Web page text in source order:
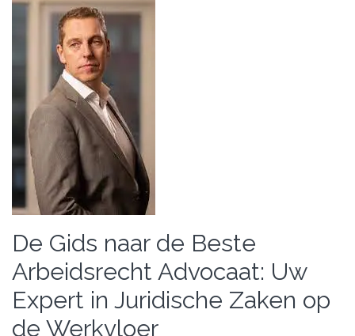
De Gids naar de Beste
Arbeidsrecht Advocaat: Uw
Expert in Juridische Zaken op
de Werkvloer